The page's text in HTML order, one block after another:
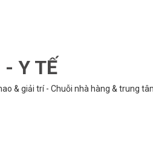
- Y TẾ
& giải trí - Chuỗi nhà hàng & trung